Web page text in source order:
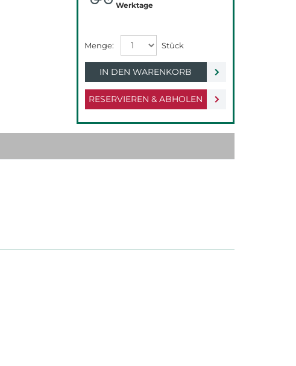
RESERVIEREN & ABHOLEN
Werktage
IN DEN WARENKORB